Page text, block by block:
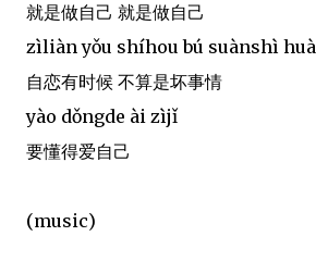
就是做自己 就是做自己
zìliàn yǒu shíhou bú suànshì
自恋有时候 不算是坏事情
yào dǒngde ài zìjǐ
要懂得爱自己
(music)